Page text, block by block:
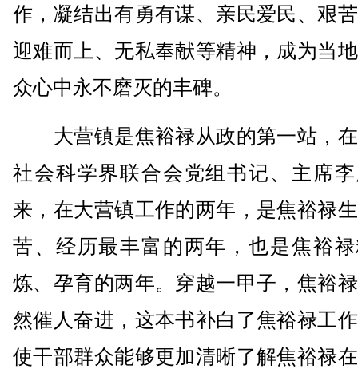
作，凝结出有勇有谋、亲民爱民、艰
迎难而上、无私奉献等精神，成为当
众心中永不磨灭的丰碑。
大营镇是焦裕禄从政的第一站，
社会科学界联合会党组书记、主席
来，在大营镇工作的两年，是焦裕禄
苦、经历最丰富的两年，也是焦裕
炼、孕育的两年。穿越一甲子，焦裕
然催人奋进，这本书补白了焦裕禄工
使干部群众能够更加清晰了解焦裕禄